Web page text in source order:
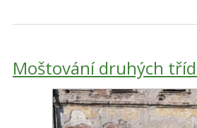
Moštování druhých